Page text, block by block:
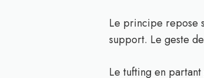
Le principe repose
support. Le geste
Le tufting en partant